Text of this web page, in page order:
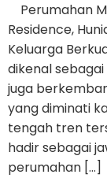
Perumahan
Residence,
Keluarga
dikenal
juga
yang diminati
tengah tren
hadir sebagai
perumahan […]